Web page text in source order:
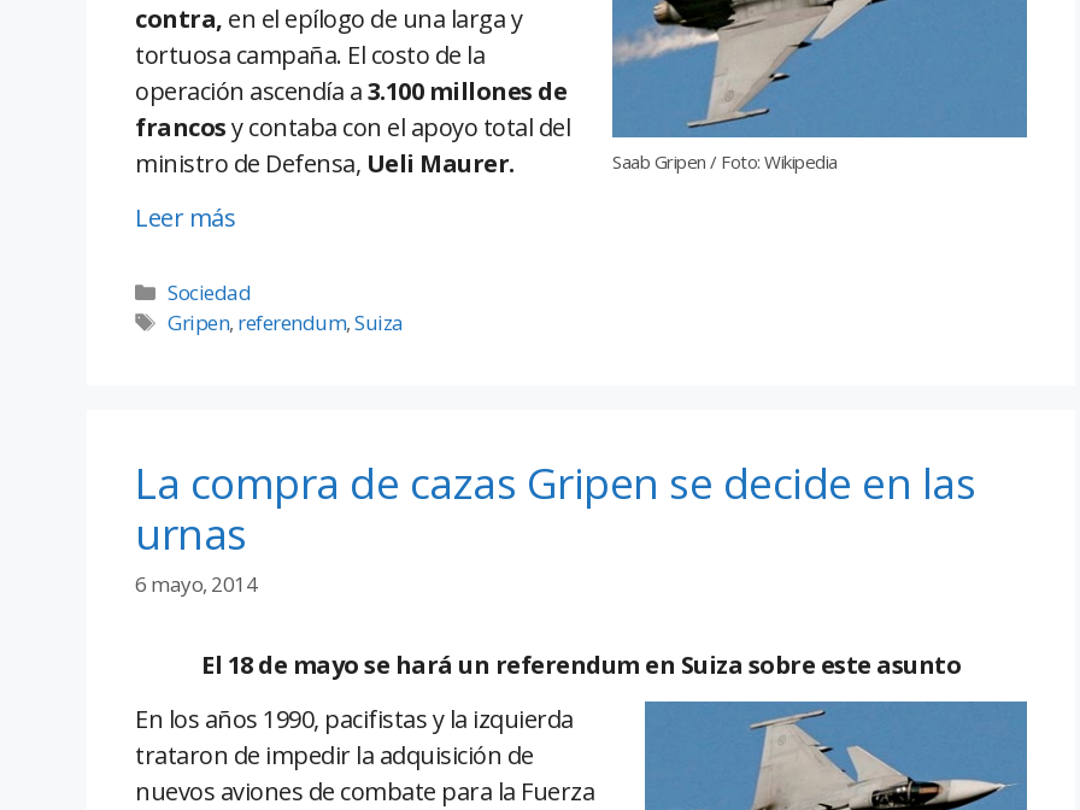
Saab Gripen / Foto: Wikipedia
contra, en el epílogo de una larga y
tortuosa campaña. El costo de la
operación ascendía a3.100 millones de
francosy contaba con el apoyo total del
ministro de Defensa, Ueli Maurer.
Leer más
Sociedad
Gripen, referendum,Suiza
La compra de cazas Gripen se decide en las
urnas
6 mayo, 2014
El 18 de mayo se hará un referendum en Suiza sobre este asunto
En los años 1990, pacifistas y la izquierda
trataron de impedir la adquisición de
nuevos aviones de combate para la Fuerza